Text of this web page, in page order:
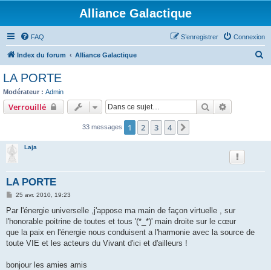
Alliance Galactique
FAQ Connexion
S’enregistrer
Index du forum Alliance Galactique
c
e
LA PORTE
Modérateur : Admin
Verrouillé Rechercher
33 messages 1 2 3 4
Laja
LA PORTE
M
s
a
g
25 avr. 2010, 19:23
Par l'énergie universelle ,j'appose ma main de façon virtuelle , sur
l'honorable poitrine de toutes et tous '(*_*)' main droite sur le cœur
que la paix en l'énergie nous conduisent a l'harmonie avec la source de
toute VIE et les acteurs du Vivant d'ici et d'ailleurs !
bonjour les amies amis